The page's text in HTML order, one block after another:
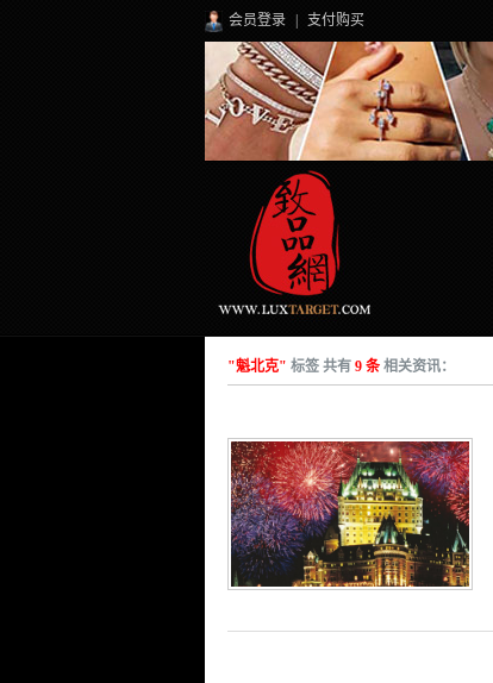
会员登录 支付购买
"魁北克" 标签 共有 9 条相关资讯：